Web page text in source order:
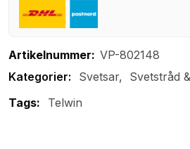
Artikelnummer: VP-802148
Svetsar
Svetstråd
Tags:
Telwin